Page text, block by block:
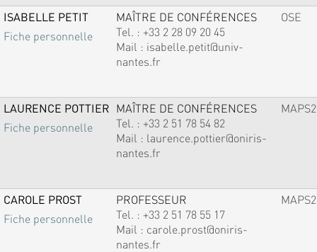
ISABELLE PETIT
Fiche personnelle
MAÎTRE DE CONFÉRENCES
Tel. : +33 2 28 09 20 45
Mail : isabelle.petit@univ-
nantes.fr
OSE
LAURENCE POTTIER
Fiche personnelle
MAÎTRE DE CONFÉRENCES
Tel. : +33 2 51 78 54 82
Mail : laurence.pottier@oniris-
nantes.fr
MAPS2
CAROLE PROST
Fiche personnelle
PROFESSEUR
Tel. : +33 2 51 78 55 17
Mail : carole.prost@oniris-
nantes.fr
MAPS2